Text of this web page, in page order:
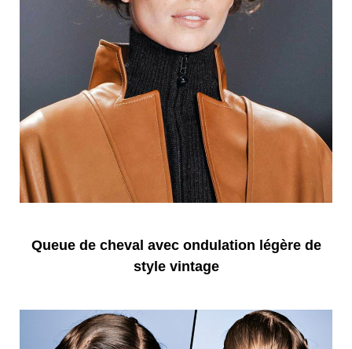
Queue de cheval avec ondulation légère de
style vintage